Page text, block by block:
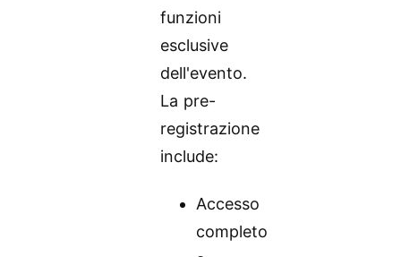
funzioni
esclusive
dell'evento.
La pre-
registrazione
include:
Accesso
completo